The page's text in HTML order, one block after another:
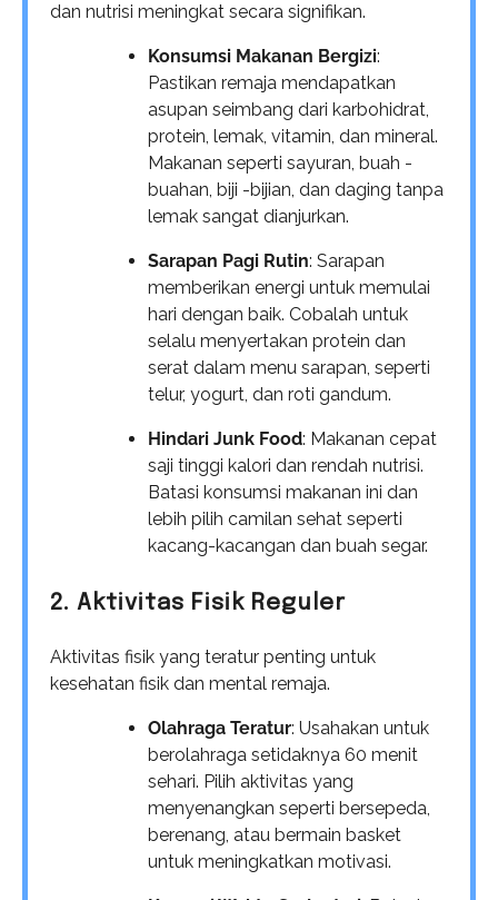
dan nutrisi meningkat secara signifikan.
Konsumsi Makanan Bergizi:
Pastikan remaja mendapatkan
asupan seimbang dari karbohidrat,
protein, lemak, vitamin, dan mineral.
Makanan seperti sayuran, buah -
buahan, biji -bijian, dan daging tanpa
lemak sangat dianjurkan.
Sarapan Pagi Rutin: Sarapan
memberikan energi untuk memulai
hari dengan baik. Cobalah untuk
selalu menyertakan protein dan
serat dalam menu sarapan, seperti
telur, yogurt, dan roti gandum.
Hindari Junk Food: Makanan cepat
saji tinggi kalori dan rendah nutrisi.
Batasi konsumsi makanan ini dan
lebih pilih camilan sehat seperti
kacang-kacangan dan buah segar.
2. Aktivitas Fisik Reguler
Aktivitas fisik yang teratur penting untuk
kesehatan fisik dan mental remaja.
Olahraga Teratur: Usahakan untuk
berolahraga setidaknya 60 menit
sehari. Pilih aktivitas yang
menyenangkan seperti bersepeda,
berenang, atau bermain basket
untuk meningkatkan motivasi.